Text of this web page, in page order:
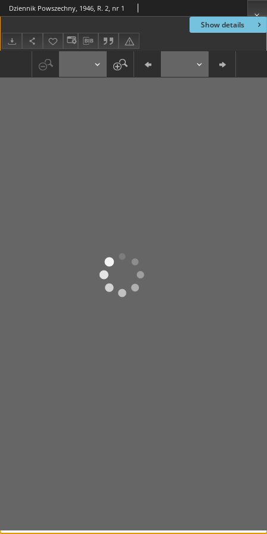
Show details
Dziennik Powszechny, 1946, R. 2, nr 1